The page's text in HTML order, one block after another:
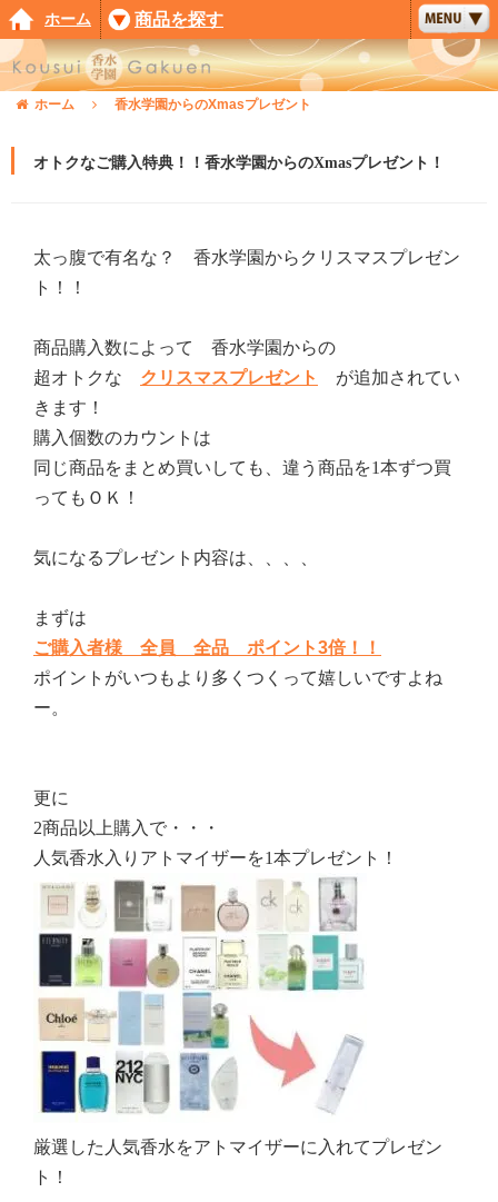
ホーム 商品を探す
ホーム 香水学園からのXmasプレゼント
オトクなご購入特典！！香水学園からのXmasプレゼント！
太っ腹で有名な？ 香水学園からクリスマスプレゼン
ト！！
商品購入数によって 香水学園からの
超オトクな クリスマスプレゼント
が追加されてい
きます！
購入個数のカウントは
同じ商品をまとめ買いしても、違う商品を1本ずつ買
ってもＯＫ！
気になるプレゼント内容は、、、、
まずは
ご購入者様 全員 全品 ポイント3倍！！
ポイントがいつもより多くつくって嬉しいですよね
ー。
更に
2商品以上購入で・・・
人気香水入りアトマイザーを1本プレゼント！
厳選した人気香水をアトマイザーに入れてプレゼン
ト！